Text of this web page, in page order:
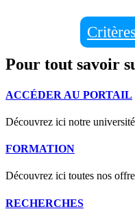
Pour tout savoir
ACCÉDER AU PORTAIL
Découvrez ici notre université
FORMATION
Découvrez ici toutes nos
RECHERCHES